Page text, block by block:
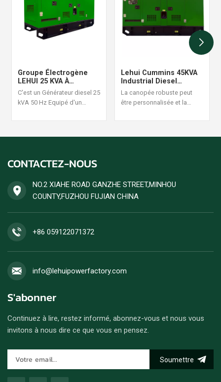
Groupe Électrogène
LEHUI 25 KVA À
Démarrage
Automatique Avec
Surveillance À Distance
C'est un Générateur diesel 25
kVA 50 Hz Equipé d'un
est adapté aux situations
rendement énergétique
groupes électrogènes diesel
sont acceptées.
Lehui Cummins 45KVA
Industrial Diesel
Generator Set 60Hz
La canopée robuste peut
être personnalisée et la
est raisonnable et fiable, une
CONTACTEZ-NOUS
NO.2 XIAHE ROAD GANZHE STREET,MINHOU
COUNTY,FUZHOU FUJIAN CHINA
+86 059122071372
info@lehuipowerfactory.com
S'abonner
Continuez à lire, restez informé, abonnez-vous et nous vous
invitons à nous dire ce que vous en pensez.
Soumettre